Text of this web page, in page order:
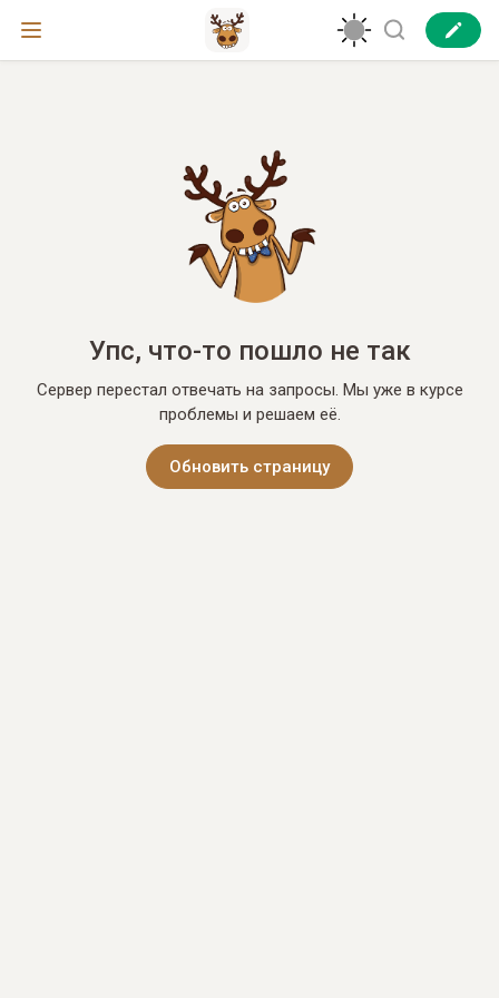
Упс, что-то пошло не так
Сервер перестал отвечать на запросы. Мы уже в курсе
проблемы и решаем её.
Обновить страницу